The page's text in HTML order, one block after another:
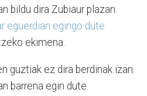
bildu dira Zubiaur plazan.
eguerdian egingo dute
ekimena.
guztiak ez dira berdinak izan.
barrena egin dute